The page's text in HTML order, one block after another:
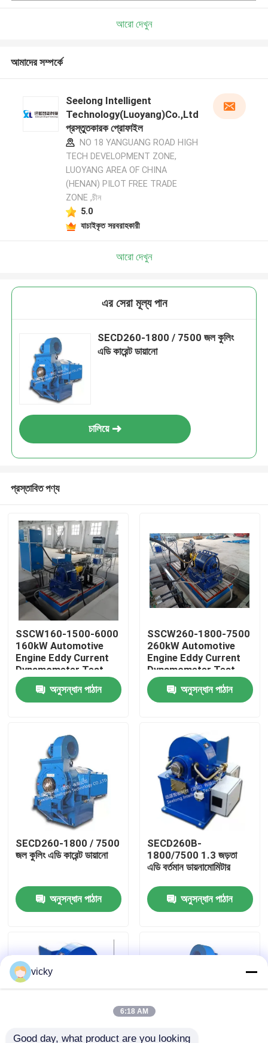
আমাদের সম্বন্ধে
কারখানা ভ্রমণ
গুণগত মান নিয়ন্ত্রণ
যোগাযোগ করুন
মামলা
হাই স্পিড ডায়নামিটার
আরো দেখুন
আমাদের সম্পর্কে
Seelong Intelligent
Technology(Luoyang)Co.,Ltd
প্রস্তুতকারক প্রোফাইল
NO 18 YANGUANG ROAD HIGH
TECH DEVELOPMENT ZONE,
LUOYANG AREA OF CHINA
(HENAN) PILOT FREE TRADE
ZONE ,চীন
5.0
যাচাইকৃত সরবরাহকারী
আরো দেখুন
এর সেরা মূল্য পান
SECD260-1800 / 7500 জল কুলিং
এডি কারেন্ট ডায়ানো
চালিয়ে
প্রস্তাবিত পণ্য
SSCW160-1500-6000
160kW Automotive
Engine Eddy Current
Dynamometer Test
Bench
অনুসন্ধান পাঠান
SSCW260-1800-7500
260kW Automotive
Engine Eddy Current
Dynamometer Test
Bench
অনুসন্ধান পাঠান
SECD260-1800 / 7500
জল কুলিং এডি কারেন্ট ডায়ানো
অনুসন্ধান পাঠান
SECD260B-
1800/7500 1.3 জড়তা
এডি বর্তমান ডায়নামোমিটার
অনুসন্ধান পাঠান
vicky
6:18 AM
Good day, what product are you looking